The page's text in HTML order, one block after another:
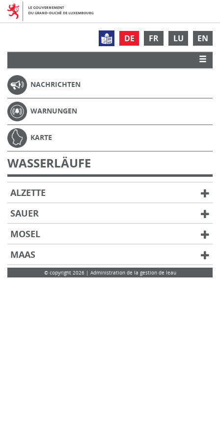
DE FR LU EN
NACHRICHTEN
WARNUNGEN
KARTE
WASSERLÄUFE
ALZETTE
SAUER
MOSEL
MAAS
© copyright 2026 | Administration de la gestion de leau